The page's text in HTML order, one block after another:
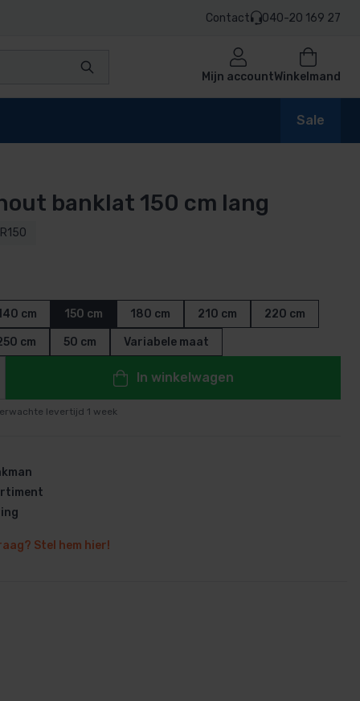
Contact 040-20 169 27
Mijn accountWinkelmand
Sale
banklat 150 cm lang
cm 150 cm 180 cm 210 cm 220 cm
cm 50 cm Variabele maat
In winkelwagen
levertijd 1 week
Stel hem hier!